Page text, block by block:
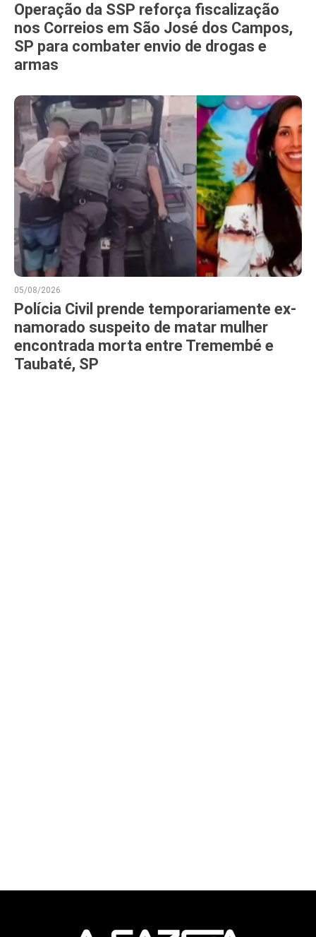
Operação da SSP reforça fiscalização
nos Correios em São José dos Campos,
SP para combater envio de drogas e
armas
05/08/2026
Polícia Civil prende temporariamente ex-
namorado suspeito de matar mulher
encontrada morta entre Tremembé e
Taubaté, SP